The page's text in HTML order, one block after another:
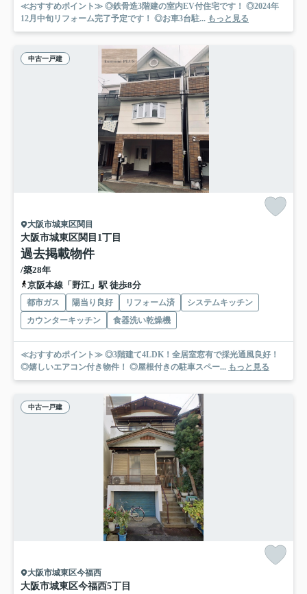
≪おすすめポイント≫ ◎鉄骨造3階建の室内EV付住宅です！ ◎2024年
12月中旬リフォーム完了予定です！ ◎お車3台駐... もっと見る
中古一戸建
大阪市城東区関目
大阪市城東区関目1丁目
過去掲載物件
/築28年
京阪本線「野江」駅 徒歩8分
都市ガス 陽当り良好 リフォーム済
システムキッチン
カウンターキッチン
食器洗い乾燥機
≪おすすめポイント≫ ◎3階建て4LDK！全居室窓有で採光通風良好！
◎嬉しいエアコン付き物件！ ◎屋根付きの駐車スペー... もっと見る
中古一戸建
大阪市城東区今福西
大阪市城東区今福西5丁目